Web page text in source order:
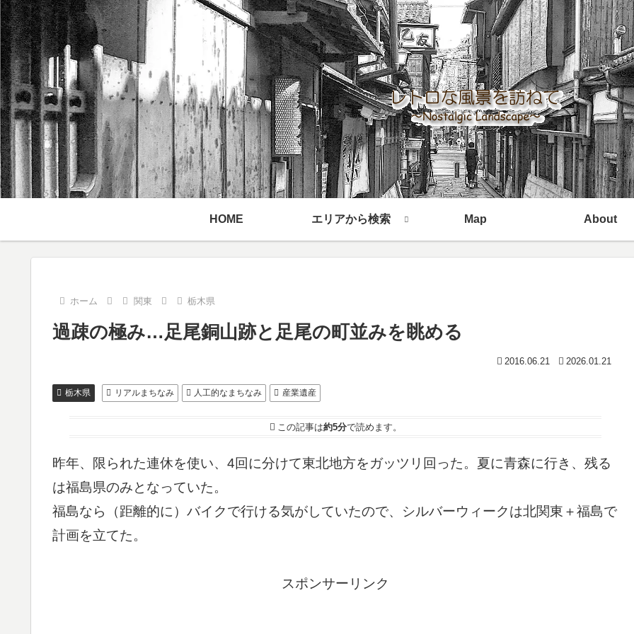
HOME エリアから検索 Map About
ホーム 関東 栃木県
過疎の極み…足尾銅山跡と足尾の町並みを眺める
2016.06.21 2026.01.21
栃木県 リアルまちなみ 人工的なまちなみ 産業遺産
この記事は約5分で読めます。
昨年、限られた連休を使い、4回に分けて東北地方をガッツリ回った。夏に青森に行き、残る
は福島県のみとなっていた。
福島なら（距離的に）バイクで行ける気がしていたので、シルバーウィークは北関東＋福島で
計画を立てた。
スポンサーリンク